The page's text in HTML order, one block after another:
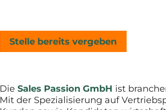
Stelle bereits vergeben
Die Sales Passion GmbH ist
Mit der Spezialisierung auf